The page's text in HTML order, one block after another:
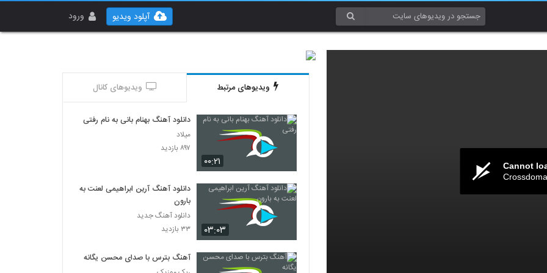
ورود آپلود ویدیو
Cannot
ویدیوهای مرتبط ویدیوهای کانال
۰۰:۲۱
دانلود آهنگ بهنام بانی به نام رفتی
میلاد
۸۹۷ بازدید
۰۳:۰۳
دانلود آهنگ آرین ابراهیمی لعنت به
بارون
دانلود آهنگ جدید
۳۳ بازدید
آهنگ بترس با صدای محسن یگانه